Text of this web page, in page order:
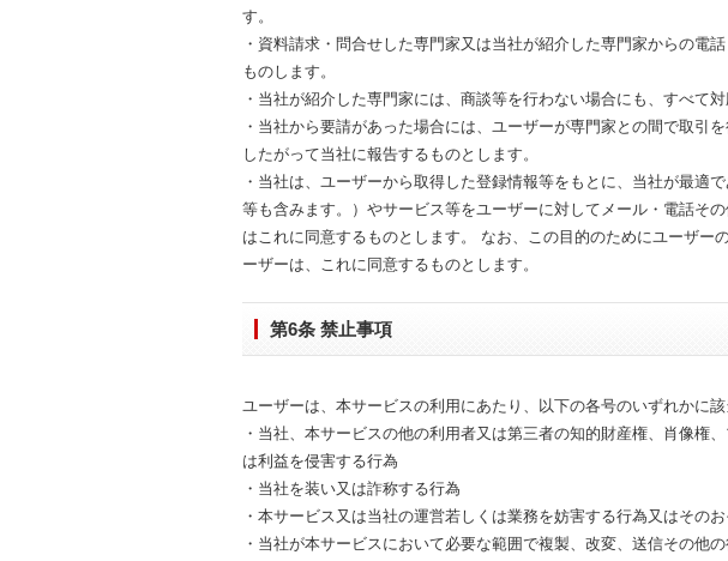
す。
・資料請求・問合せした専門家又は当社が紹介した専門家からの電
ものします。
・当社が紹介した専門家には、商談等を行わない場合にも、すべて対
・当社から要請があった場合には、ユーザーが専門家との間で取引
したがって当社に報告するものとします。
・当社は、ユーザーから取得した登録情報等をもとに、当社が最適
等も含みます。）やサービス等をユーザーに対してメール・電話そ
はこれに同意するものとします。 なお、この目的のためにユーザー
ーザーは、これに同意するものとします。
第6条 禁止事項
ユーザーは、本サービスの利用にあたり、以下の各号のいずれかに該
・当社、本サービスの他の利用者又は第三者の知的財産権、肖像権
は利益を侵害する行為
・当社を装い又は詐称する行為
・本サービス又は当社の運営若しくは業務を妨害する行為又はその
・当社が本サービスにおいて必要な範囲で複製、改変、送信その他